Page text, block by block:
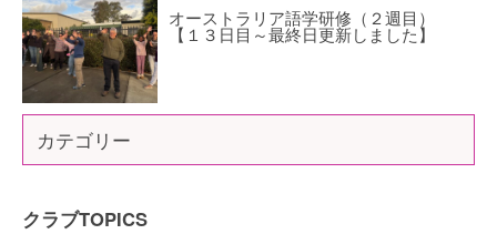
オーストラリア語学研修（２週目）
【１３日目～最終日更新しました】
カテゴリー
クラブTOPICS